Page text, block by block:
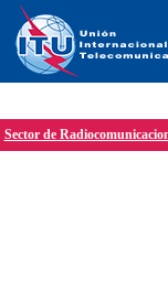
Sector de